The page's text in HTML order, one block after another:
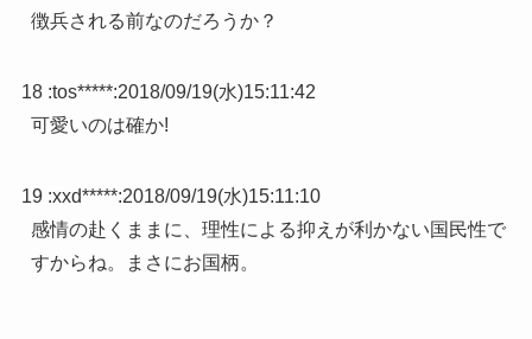
徴兵される前なのだろうか？
18 :tos*****:2018/09/19(水)15:11:42
可愛いのは確か!
19 :xxd*****:2018/09/19(水)15:11:10
感情の赴くままに、理性による抑えが利かない国民性で
すからね。まさにお国柄。